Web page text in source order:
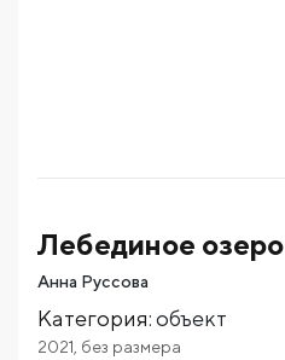
Лебединое озеро
Анна Руссова
Категория:объект
2021 без размера